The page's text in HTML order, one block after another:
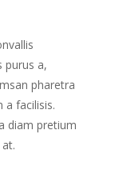
purus a,
pharetra
a facilisis.
diam pretium